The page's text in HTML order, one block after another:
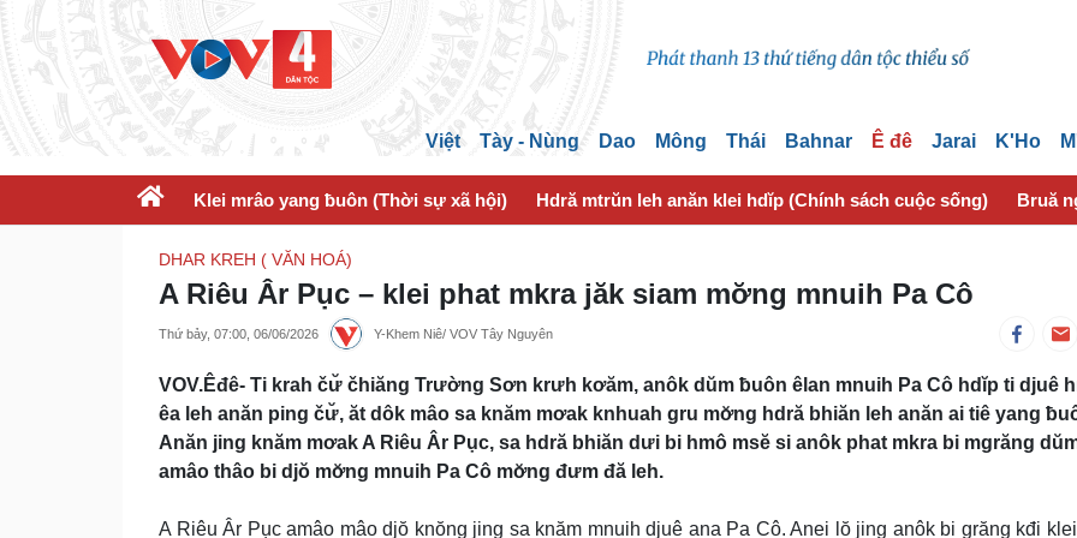
Việt Tày - Nùng Dao Mông Thái Bahnar Ê đê Jarai K'Ho
Klei mrâo yang ƀuôn (Thời sự xã hội) Hdră mtrŭn leh anăn klei hdĭp (Chính sách cuộc sống) Bruă
DHAR KREH ( VĂN HOÁ)
A Riêu Âr Pục – klei phat mkra jăk siam mơ̆ng mnuih Pa Cô
Thứ bảy, 07:00, 06/06/2026 Y-Khem Niê/ VOV Tây Nguyên
VOV.Êđê- Ti krah čư̆ čhiăng Trường Sơn krưh kơăm, anôk dŭm ƀuôn êlan mnuih Pa Cô hdĭp ti djuê
êa leh anăn ping čư̆, ăt dôk mâo sa knăm mơak knhuah gru mơ̆ng hdră bhiăn leh anăn ai tiê yang
Anăn jing knăm mơak A Riêu Âr Pục, sa hdră bhiăn dưi bi hmô msĕ si anôk phat mkra bi mgrăng
amâo thâo bi djŏ mơ̆ng mnuih Pa Cô mơ̆ng đưm đă leh.
A Riêu Âr Pục amâo mâo djŏ knŏng jing sa knăm mnuih djuê ana Pa Cô. Anei lŏ jing anôk bi grăng kđi